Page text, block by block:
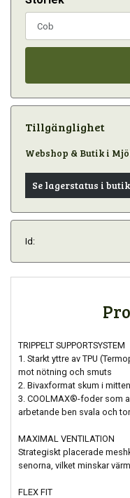
Tillgänglighet
Webshop & Butik i
Se lagerstatus i butik
Id:
TRIPPELT SUPPORTSYSTEM
1. Starkt yttre av TPU
mot nötning och smuts
2. Bivaxformat skum i
3. COOLMAX®-foder som
arbetande ben svala och
MAXIMAL VENTILATION
Strategiskt placerade
senorna, vilket minskar
FLEX FIT